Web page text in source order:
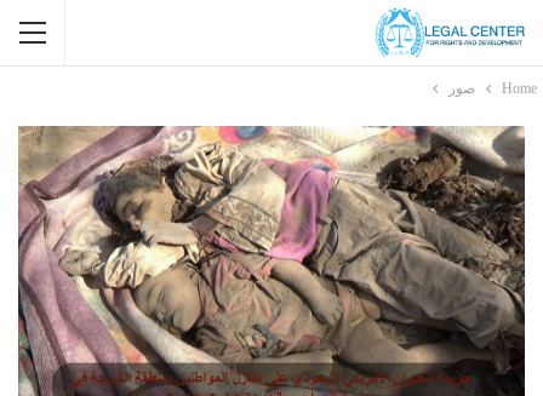
Home صور